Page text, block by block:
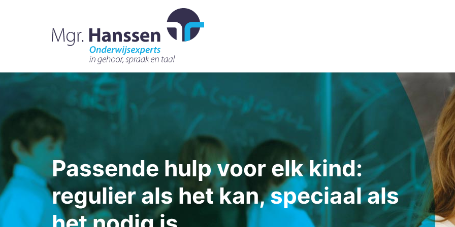
Passende hulp voor elk kind:
regulier als het kan, speciaal als